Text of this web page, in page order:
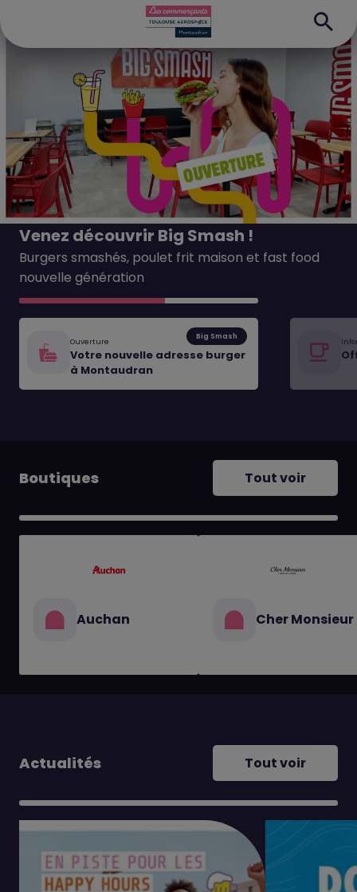
Venez découvrir Big Smash !
Burgers smashés, poulet frit maison et fast food
nouvelle génération
Big Smash
Ouverture
Votre nouvelle adresse burger
à Montaudran
Boutiques Tout voir
Auchan Cher Monsieur
Actualités Tout voir